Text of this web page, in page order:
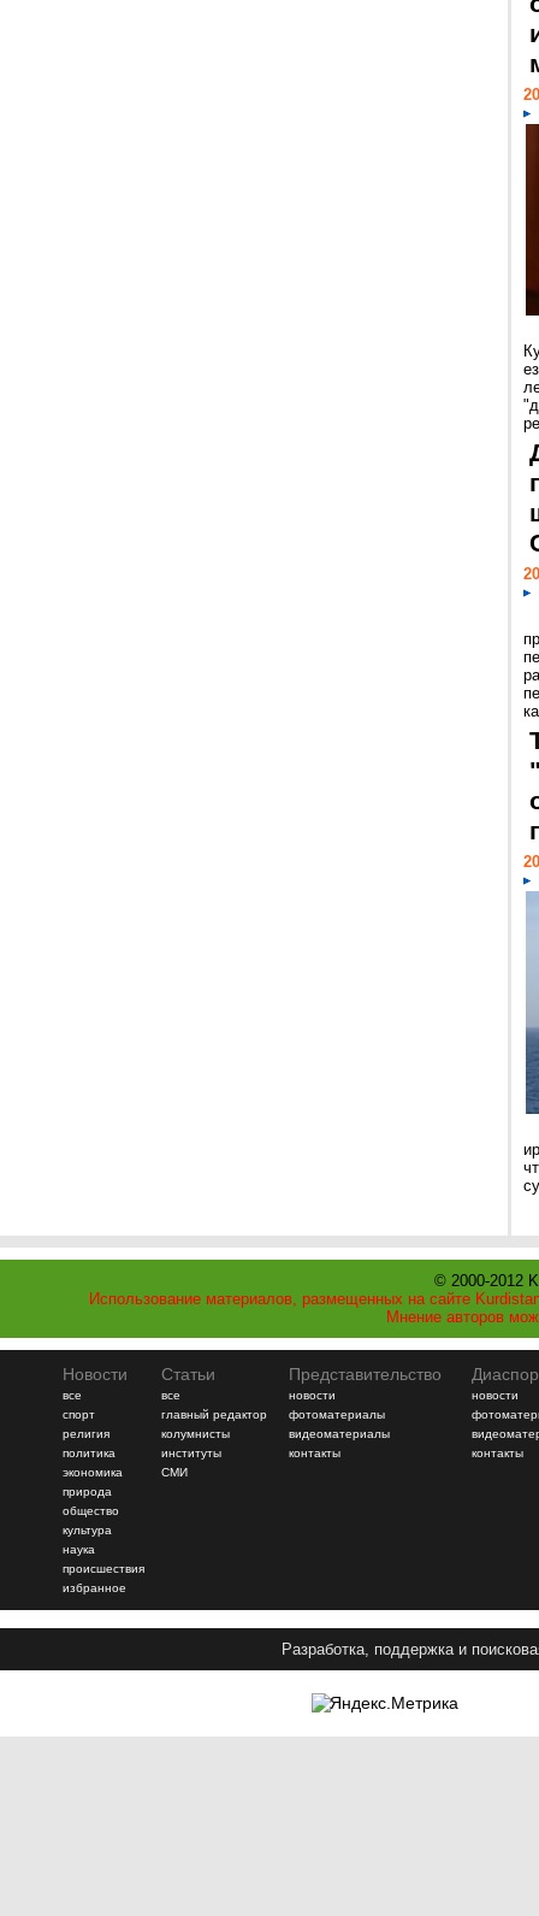
© 2000-2012
Использование материалов, размещенных на сайте
Мнение авторов
Новости
все
спорт
религия
политика
экономика
природа
общество
культура
наука
происшествия
избранное
Статьи
все
главный редактор
колумнисты
институты
СМИ
Представительство
новости
фотоматериалы
видеоматериалы
контакты
новости
контакты
Разработка, поддержка и